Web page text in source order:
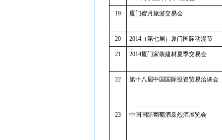
19 厦门蜜月旅游交易会
20 2014（第七届）厦门国际动漫节
21 2014厦门家装建材夏季交易会
22 第十八届中国国际投资贸易洽谈会
23 中国国际葡萄酒及烈酒展览会